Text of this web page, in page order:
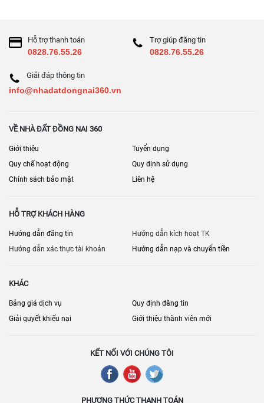
Hỗ trợ thanh toán
0828.76.55.26
Trợ giúp đăng tin
0828.76.55.26
Giải đáp thông tin
info@nhadatdongnai360.vn
VỀ NHÀ ĐẤT ĐỒNG NAI 360
Giới thiệu
Tuyển dụng
Quy chế hoạt động
Quy định sử dụng
Chính sách bảo mật
Liên hệ
HỖ TRỢ KHÁCH HÀNG
Hướng dẫn đăng tin
Hướng dẫn kích hoạt TK
Hướng dẫn xác thực tài khoản
Hướng dẫn nạp và chuyển tiền
KHÁC
Bảng giá dịch vụ
Quy định đăng tin
Giải quyết khiếu nại
Giới thiệu thành viên mới
KẾT NỐI VỚI CHÚNG TÔI
PHƯƠNG THỨC THANH TOÁN